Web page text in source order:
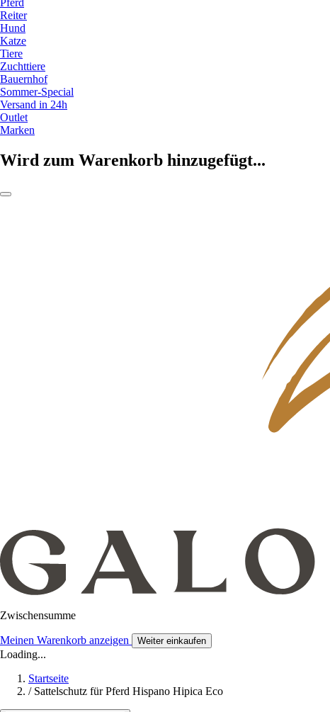
Pferd
Reiter
Hund
Katze
Tiere
Zuchttiere
Bauernhof
Sommer-Special
Versand in 24h
Outlet
Marken
Wird zum Warenkorb hinzugefügt...
Zwischensumme
Meinen Warenkorb anzeigen Weiter einkaufen
Loading...
Startseite
/ Sattelschutz für Pferd Hispano Hipica Eco